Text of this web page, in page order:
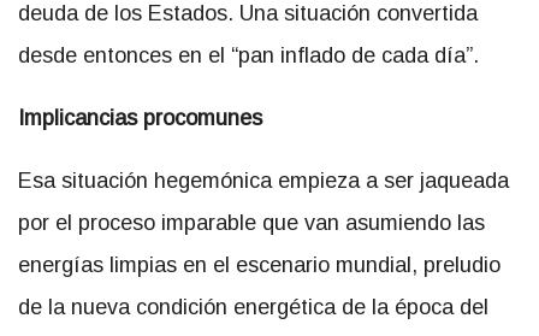
deuda de los Estados. Una situación convertida
desde entonces en el “pan inflado de cada día”.
Implicancias procomunes
Esa situación hegemónica empieza a ser jaqueada
por el proceso imparable que van asumiendo las
energías limpias en el escenario mundial, preludio
de la nueva condición energética de la época del